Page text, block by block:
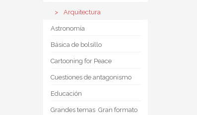
Arquitectura
Astronomía
Básica de bolsillo
Cartooning for Peace
Cuestiones de antagonismo
Educación
Grandes temas  Gran formato